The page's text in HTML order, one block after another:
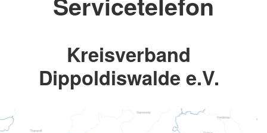
Kreisverband
Dippoldiswalde e.V.